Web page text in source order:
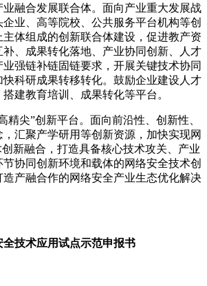
业融合发展联合体。面向产业重大发展战
业、高等院校、公共服务平台机构等创
体组成的创新联合体建设，促进教产资
、成果转化落地、产业协同创新、人才
强链补链固链要求，开展关键技术协同
科研成果转移转化。鼓励企业建设人才
建教育培训、成果转化等平台。
精尖”创新平台。面向前沿性、创新性、
汇聚产学研用等创新资源，加快实现网
新融合，打造具备核心技术攻关、产业
协同创新环境和载体的网络安全技术创
产融合作的网络安全产业生态优化解决
全技术应用试点示范申报书